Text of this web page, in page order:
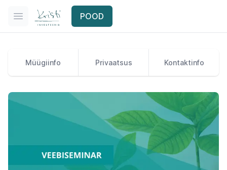
Ava menüü
Kristi investeerib
POOD
Müügiinfo Privaatsus Kontaktinfo